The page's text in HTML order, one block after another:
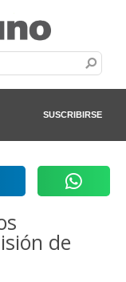
SUSCRIBIRSE
de